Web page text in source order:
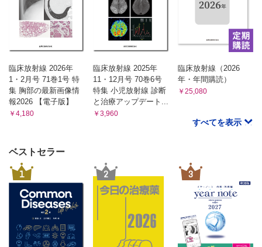
臨床放射線 2026年
1・2月号 71巻1号 特
集 胸部の最新画像情
報2026 【電子版】
￥4,180
臨床放射線 2025年
11・12月号 70巻6号
特集 小児放射線 診断
と治療アップデート...
￥3,960
臨床放射線（2026
年・年間購読）
￥25,080
すべてを表示
ベストセラー
1 2 3